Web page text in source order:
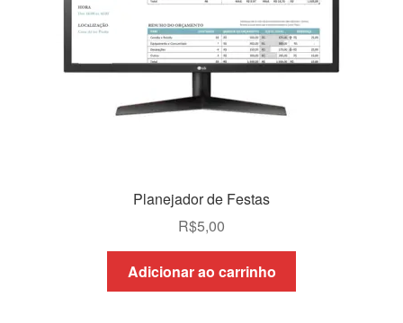
Planejador de Festas
R$5,00
Adicionar ao carrinho